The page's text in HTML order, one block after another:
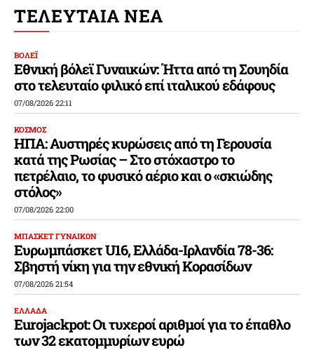
ΤΕΛΕΥΤΑΙΑ ΝΕΑ
ΒΟΛΕΪ
Εθνική βόλεϊ Γυναικών: Ήττα από τη Σουηδία
στο τελευταίο φιλικό επί ιταλικού εδάφους
07/08/2026 22:11
ΚΟΣΜΟΣ
ΗΠΑ: Αυστηρές κυρώσεις από τη Γερουσία
κατά της Ρωσίας – Στο στόχαστρο το
πετρέλαιο, το φυσικό αέριο και ο «σκιώδης
στόλος»
07/08/2026 22:00
ΜΠΑΣΚΕΤ ΓΥΝΑΙΚΩΝ
Ευρωμπάσκετ U16, Ελλάδα-Ιρλανδία 78-36:
Σβηστή νίκη για την εθνική Κορασίδων
07/08/2026 21:54
ΕΛΛΑΔΑ
Eurojackpot: Οι τυχεροί αριθμοί για το έπαθλο
των 32 εκατομμυρίων ευρώ